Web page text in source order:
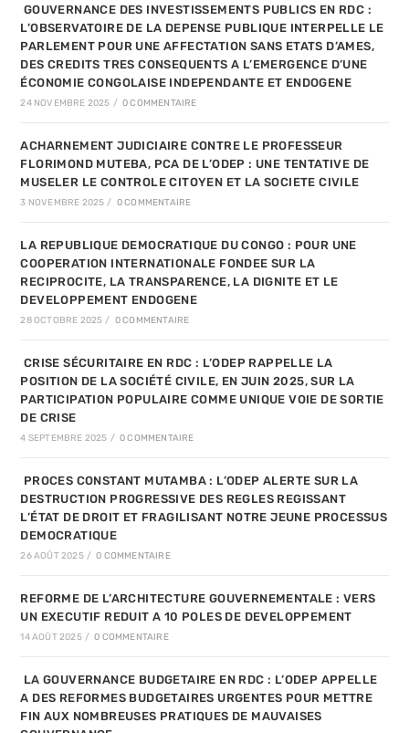
GOUVERNANCE DES INVESTISSEMENTS PUBLICS EN RDC :
L’OBSERVATOIRE DE LA DEPENSE PUBLIQUE INTERPELLE LE
PARLEMENT POUR UNE AFFECTATION SANS ETATS D’AMES,
DES CREDITS TRES CONSEQUENTS A L’EMERGENCE D’UNE
ÉCONOMIE CONGOLAISE INDEPENDANTE ET ENDOGENE
24 NOVEMBRE 2025 / 0 COMMENTAIRE
ACHARNEMENT JUDICIAIRE CONTRE LE PROFESSEUR
FLORIMOND MUTEBA, PCA DE L’ODEP : UNE TENTATIVE DE
MUSELER LE CONTROLE CITOYEN ET LA SOCIETE CIVILE
3 NOVEMBRE 2025 / 0 COMMENTAIRE
LA REPUBLIQUE DEMOCRATIQUE DU CONGO : POUR UNE
COOPERATION INTERNATIONALE FONDEE SUR LA
RECIPROCITE, LA TRANSPARENCE, LA DIGNITE ET LE
DEVELOPPEMENT ENDOGENE
28 OCTOBRE 2025 / 0 COMMENTAIRE
CRISE SÉCURITAIRE EN RDC : L’ODEP RAPPELLE LA
POSITION DE LA SOCIÉTÉ CIVILE, EN JUIN 2025, SUR LA
PARTICIPATION POPULAIRE COMME UNIQUE VOIE DE SORTIE
DE CRISE
4 SEPTEMBRE 2025 / 0 COMMENTAIRE
PROCES CONSTANT MUTAMBA : L’ODEP ALERTE SUR LA
DESTRUCTION PROGRESSIVE DES REGLES REGISSANT
L’ÉTAT DE DROIT ET FRAGILISANT NOTRE JEUNE PROCESSUS
DEMOCRATIQUE
26 AOÛT 2025 / 0 COMMENTAIRE
REFORME DE L’ARCHITECTURE GOUVERNEMENTALE : VERS
UN EXECUTIF REDUIT A 10 POLES DE DEVELOPPEMENT
14 AOÛT 2025 / 0 COMMENTAIRE
LA GOUVERNANCE BUDGETAIRE EN RDC : L’ODEP APPELLE
A DES REFORMES BUDGETAIRES URGENTES POUR METTRE
FIN AUX NOMBREUSES PRATIQUES DE MAUVAISES